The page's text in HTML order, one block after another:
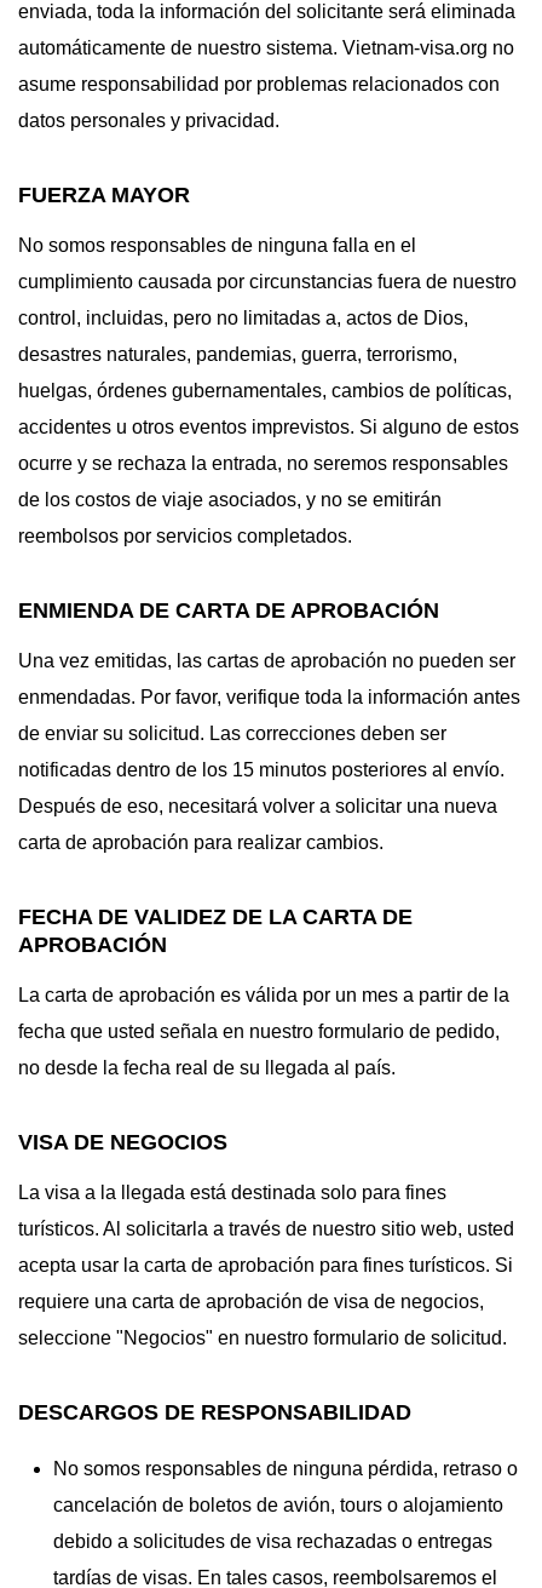
enviada, toda la información del solicitante será eliminada
automáticamente de nuestro sistema. Vietnam-visa.org no
asume responsabilidad por problemas relacionados con
datos personales y privacidad.
FUERZA MAYOR
No somos responsables de ninguna falla en el
cumplimiento causada por circunstancias fuera de nuestro
control, incluidas, pero no limitadas a, actos de Dios,
desastres naturales, pandemias, guerra, terrorismo,
huelgas, órdenes gubernamentales, cambios de políticas,
accidentes u otros eventos imprevistos. Si alguno de estos
ocurre y se rechaza la entrada, no seremos responsables
de los costos de viaje asociados, y no se emitirán
reembolsos por servicios completados.
ENMIENDA DE CARTA DE APROBACIÓN
Una vez emitidas, las cartas de aprobación no pueden ser
enmendadas. Por favor, verifique toda la información antes
de enviar su solicitud. Las correcciones deben ser
notificadas dentro de los 15 minutos posteriores al envío.
Después de eso, necesitará volver a solicitar una nueva
carta de aprobación para realizar cambios.
FECHA DE VALIDEZ DE LA CARTA DE
APROBACIÓN
La carta de aprobación es válida por un mes a partir de la
fecha que usted señala en nuestro formulario de pedido,
no desde la fecha real de su llegada al país.
VISA DE NEGOCIOS
La visa a la llegada está destinada solo para fines
turísticos. Al solicitarla a través de nuestro sitio web, usted
acepta usar la carta de aprobación para fines turísticos. Si
requiere una carta de aprobación de visa de negocios,
seleccione "Negocios" en nuestro formulario de solicitud.
DESCARGOS DE RESPONSABILIDAD
No somos responsables de ninguna pérdida, retraso o
cancelación de boletos de avión, tours o alojamiento
debido a solicitudes de visa rechazadas o entregas
tardías de visas. En tales casos, reembolsaremos el